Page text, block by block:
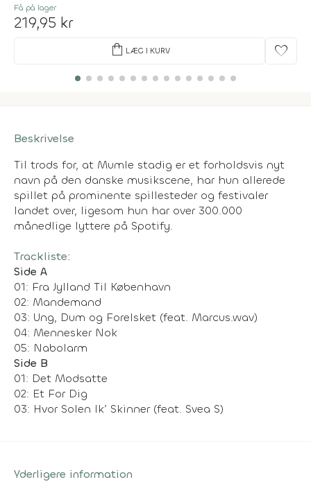
Få på lager
219,95 kr
shopping_bag LÆG I KURV favorite
Beskrivelse
Til trods for, at Mumle stadig er et forholdsvis nyt
navn på den danske musikscene, har hun allerede
spillet på prominente spillesteder og festivaler
landet over, ligesom hun har over 300.000
månedlige lyttere på Spotify.
Trackliste:
Side A
01: Fra Jylland Til København
02: Mandemand
03: Ung, Dum og Forelsket (feat. Marcus.wav)
04: Mennesker Nok
05: Nabolarm
Side B
01: Det Modsatte
02: Et For Dig
03: Hvor Solen Ik’ Skinner (feat. Svea S)
Yderligere information